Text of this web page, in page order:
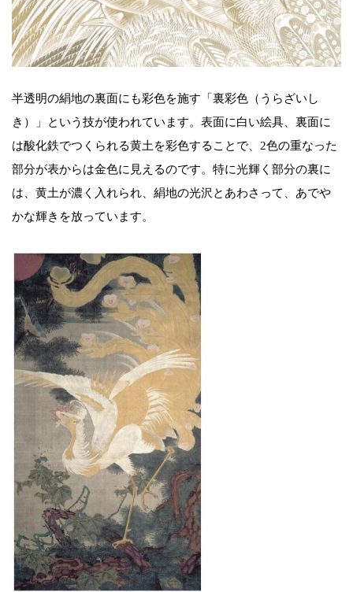
半透明の絹地の裏面にも彩色を施す「裏彩色（うらざいし
き）」という技が使われています。表面に白い絵具、裏面に
は酸化鉄でつくられる黄土を彩色することで、2色の重なった
部分が表からは金色に見えるのです。特に光輝く部分の裏に
は、黄土が濃く入れられ、絹地の光沢とあわさって、あでや
かな輝きを放っています。